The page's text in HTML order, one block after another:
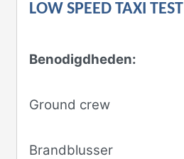
LOW SPEED TAXI TEST
Benodigdheden:
Ground crew
Brandblusser